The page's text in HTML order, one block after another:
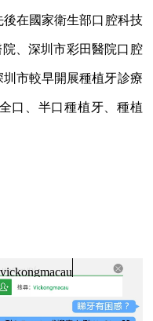
後在國家衛生部口腔科技
、深圳市彩田醫院口腔
市較早開展種植牙診療
口、半口種植牙、種植
vickongmacau